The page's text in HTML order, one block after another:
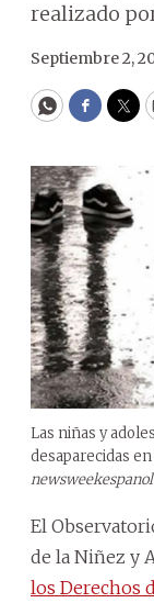
realizado
Septiembre 2,
WhatsApp
Las niñas y
desaparecidas
El
de la Niñez y
los Derechos